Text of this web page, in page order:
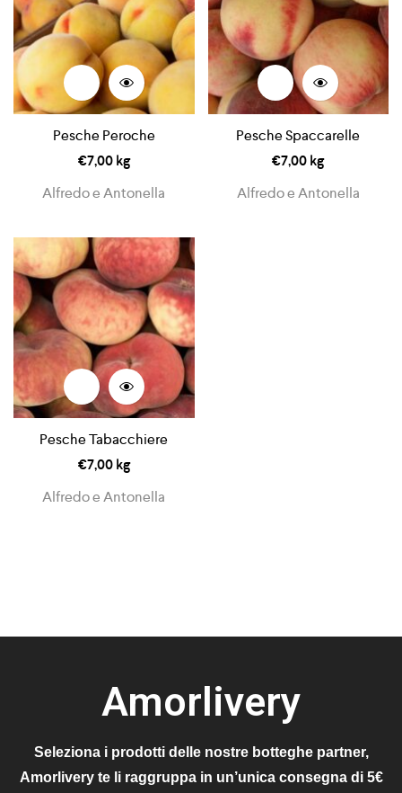
Pesche Peroche
€7,00kg
Alfredo e Antonella
Pesche Spaccarelle
€7,00kg
Alfredo e Antonella
Pesche Tabacchiere
€7,00kg
Alfredo e Antonella
Amorlivery
Seleziona i prodotti delle nostre botteghe partner,
Amorlivery te li raggruppa in un’unica consegna di 5€